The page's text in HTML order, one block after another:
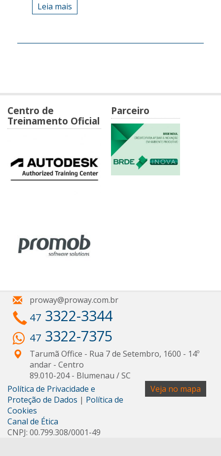
Leia mais
Centro de
Treinamento Oficial
Parceiro
proway@proway.com.br
47 3322-3344
47 3322-7375
Tarumã Office - Rua 7 de Setembro, 1600 - 14º
andar - Centro
89.010-204- Blumenau /SC
Veja no mapa
Política de Privacidade e
Proteção de Dados | Política de
Cookies
Canal de Ética
CNPJ: 00.799.308/0001-49